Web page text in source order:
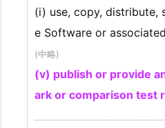
(i) use, copy, distribute,
e Software or
(中略)
(v) publish or provide
ark or comparison test